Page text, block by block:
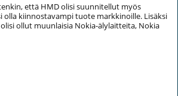
että HMD olisi suunnitellut myös
olla kiinnostavampi tuote markkinoille. Lisäksi
ollut muunlaisia Nokia-älylaitteita, Nokia